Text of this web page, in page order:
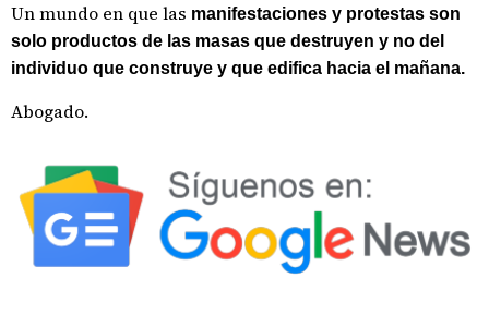
Un mundo en que las manifestaciones y protestas son
solo productos de las masas que destruyen y no del
individuo que construye y que edifica hacia el mañana.
Abogado.